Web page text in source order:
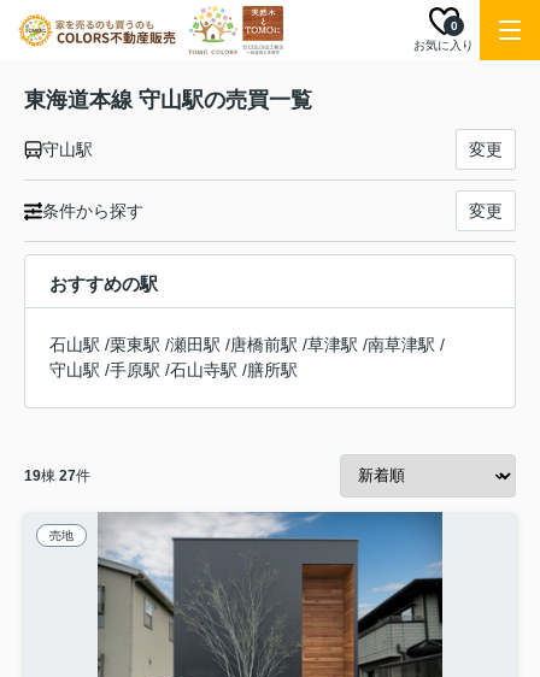
お気に入り
0
東海道本線 守山駅の売買一覧
守山駅 変更
条件から探す 変更
おすすめの駅
石山駅 /栗東駅 /瀬田駅 /唐橋前駅 /草津駅 /南草津駅 /
守山駅 /手原駅 /石山寺駅 /膳所駅
19棟 27件
売地